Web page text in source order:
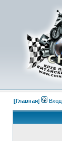
[Главная] Вход